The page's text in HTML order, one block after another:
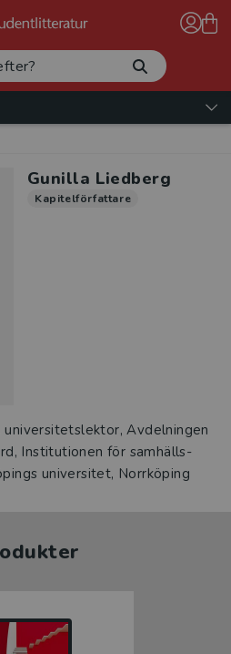
Gunilla Liedberg
Kapitelförfattare
Avdelningen
Institutionen för samhälls-
universitet, Norrköping